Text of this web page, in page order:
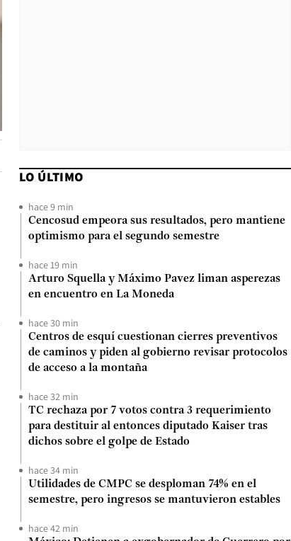
LO ÚLTIMO
hace 9 min
Cencosud empeora sus resultados, pero mantiene
optimismo para el segundo semestre
hace 19 min
Arturo Squella y Máximo Pavez liman asperezas
en encuentro en La Moneda
hace 30 min
Centros de esquí cuestionan cierres preventivos
de caminos y piden al gobierno revisar protocolos
de acceso a la montaña
hace 32 min
TC rechaza por 7 votos contra 3 requerimiento
para destituir al entonces diputado Kaiser tras
dichos sobre el golpe de Estado
hace 34 min
Utilidades de CMPC se desploman 74% en el
semestre, pero ingresos se mantuvieron estables
hace 42 min